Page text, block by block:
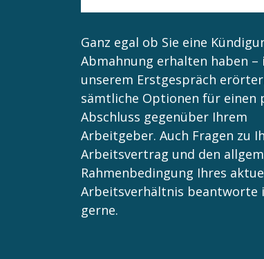
Ganz egal ob Sie eine
Abmahnung erhalten haben –
unserem Erstgespräch
sämtliche Optionen für einen
Abschluss gegenüber Ihrem
Arbeitgeber. Auch Fragen zu
Arbeitsvertrag und den
Rahmenbedingung Ihres
Arbeitsverhältnis beantworte
gerne.